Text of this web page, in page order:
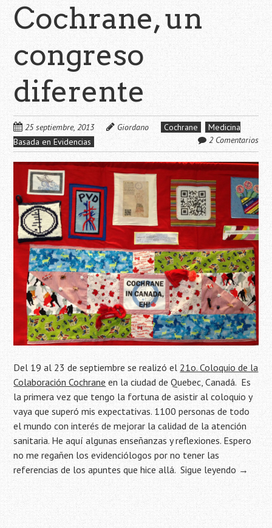
Cochrane, un
congreso
diferente
25 septiembre, 2013 Giordano Cochrane
Medicina
Basada en Evidencias
2 Comentarios
Del 19 al 23 de septiembre se realizó el21o. Coloquio de la
Colaboración Cochrane en la ciudad de Quebec, Canadá. Es
la primera vez que tengo la fortuna de asistir al coloquio y
vaya que superó mis expectativas. 1100 personas de todo
el mundo con interés de mejorar la calidad de la atención
sanitaria. He aquí algunas enseñanzas y reflexiones. Espero
no me regañen los evidenciólogos por no tener las
referencias de los apuntes que hice allá.Sigue leyendo →